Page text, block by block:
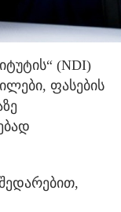
(NDI)
ფასების